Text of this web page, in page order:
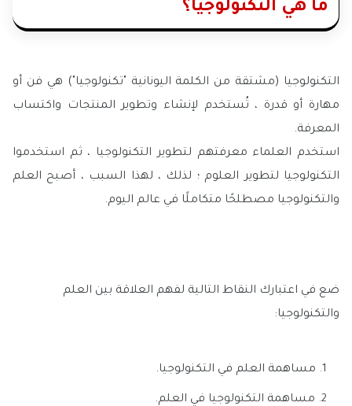
ما هي التكنولوجيا؟
التكنولوجيا (مشتقة من الكلمة اليونانية "تكنولوجيا") هي فن أو
مهارة أو قدرة ، تُستخدم لإنشاء وتطوير المنتجات واكتساب
المعرفة.
استخدم العلماء معرفتهم لتطوير التكنولوجيا ، ثم استخدموا
التكنولوجيا لتطوير العلوم ؛ لذلك ، لهذا السبب ، أصبح العلم
والتكنولوجيا مصطلحًا متكاملًا في عالم اليوم.
ضع في اعتبارك النقاط التالية لفهم العلاقة بين العلم
والتكنولوجيا:
مساهمة العلم في التكنولوجيا.
مساهمة التكنولوجيا في العلم.